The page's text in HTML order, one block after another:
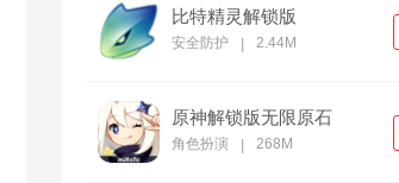
比特精灵解锁版
安全防护 2.44M
原神解锁版无限原石
角色扮演 268M